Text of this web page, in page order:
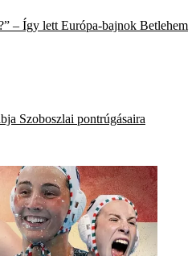
– Így lett Európa-bajnok Betlehem
Szoboszlai pontrúgásaira